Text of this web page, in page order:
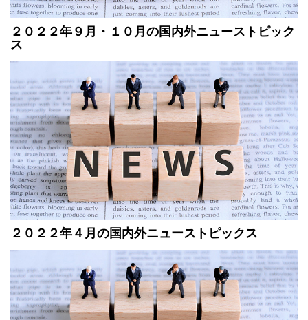
２０２２年９月・１０月の国内外ニューストピック
ス
２０２２年４月の国内外ニューストピックス